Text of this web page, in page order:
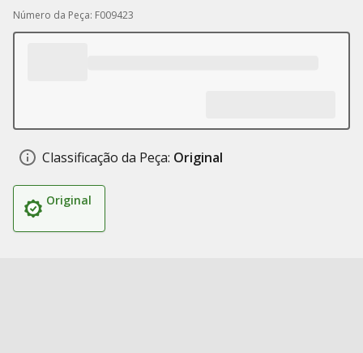
Número da Peça: F009423
Classificação da Peça: Original
Original